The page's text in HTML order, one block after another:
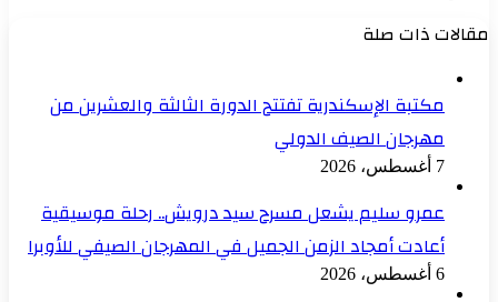
مقالات ذات صلة
مكتبة الإسكندرية تفتتح الدورة الثالثة والعشرين من
مهرجان الصيف الدولي
7 أغسطس، 2026
عمرو سليم يشعل مسرح سيد درويش.. رحلة موسيقية
أعادت أمجاد الزمن الجميل في المهرجان الصيفي للأوبرا
6 أغسطس، 2026